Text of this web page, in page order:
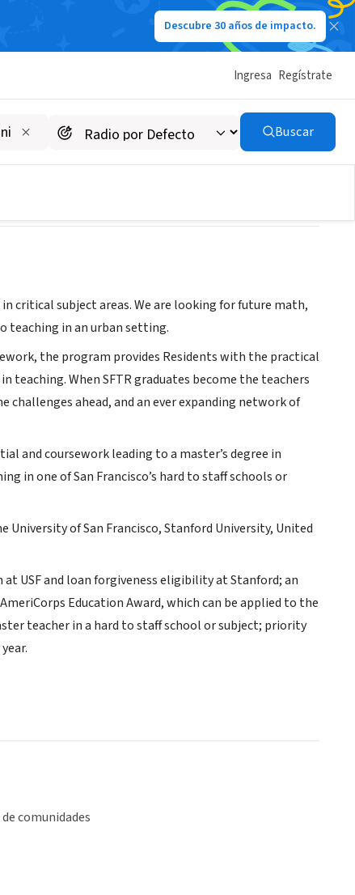
Descubre 30 años de impacto.
Ingresa Regístrate
Buscar
critical subject areas. We are looking for future math,
teaching in an urban setting.
the program provides Residents with the practical
teaching. When SFTR graduates become the teachers
challenges ahead, and an ever expanding network of
and coursework leading to a master’s degree in
in one of San Francisco’s hard to staff schools or
of San Francisco, Stanford University, United
USF and loan forgiveness eligibility at Stanford; an
Education Award, which can be applied to the
teacher in a hard to staff school or subject; priority
comunidades